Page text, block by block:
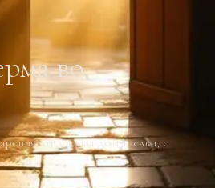
во
от стойла до тарелки, с